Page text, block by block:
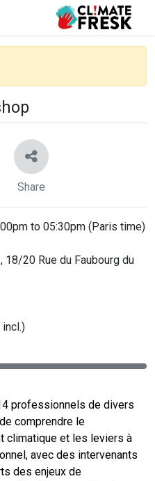
Share
to 05:30pm (Paris time)
18/20 Rue du Faubourg du
professionnels de divers
comprendre le
climatique et les leviers à
avec des intervenants
des enjeux de